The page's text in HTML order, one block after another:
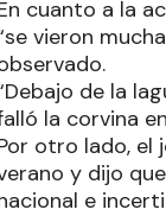
cuanto a la
vieron
de la
la corvina
otro lado, el
y dijo
e